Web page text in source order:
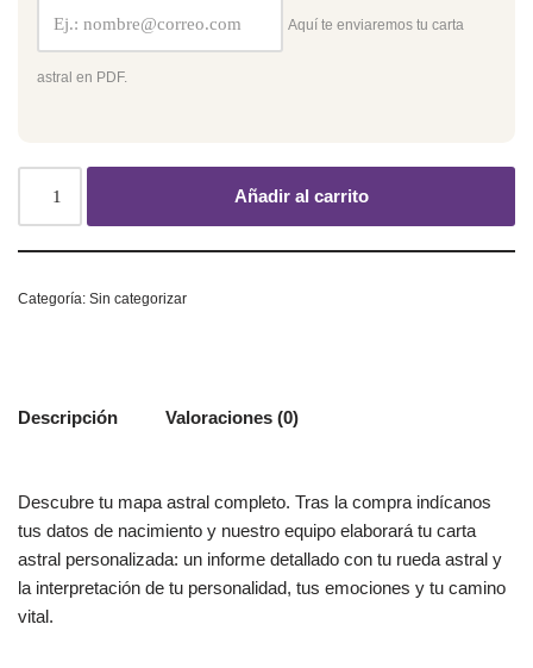
Aquí te enviaremos tu carta
astral en PDF.
Añadir al carrito
Categoría: Sin categorizar
Descripción Valoraciones (0)
Descubre tu mapa astral completo. Tras la compra indícanos
tus datos de nacimiento y nuestro equipo elaborará tu carta
astral personalizada: un informe detallado con tu rueda astral y
la interpretación de tu personalidad, tus emociones y tu camino
vital.